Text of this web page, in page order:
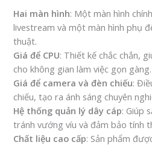
Hai màn hình: Một màn hình
livestream và một màn hình phụ
thuật.
Giá để CPU: Thiết kế chắc chắn,
cho không gian làm việc gọn gàng.
Giá để camera và đèn chiếu:
chiếu, tạo ra ánh sáng chuyên
Hệ thống quản lý dây cáp: Giúp
tránh vướng víu và đảm bảo tính
Chất liệu cao cấp: Sản phẩm